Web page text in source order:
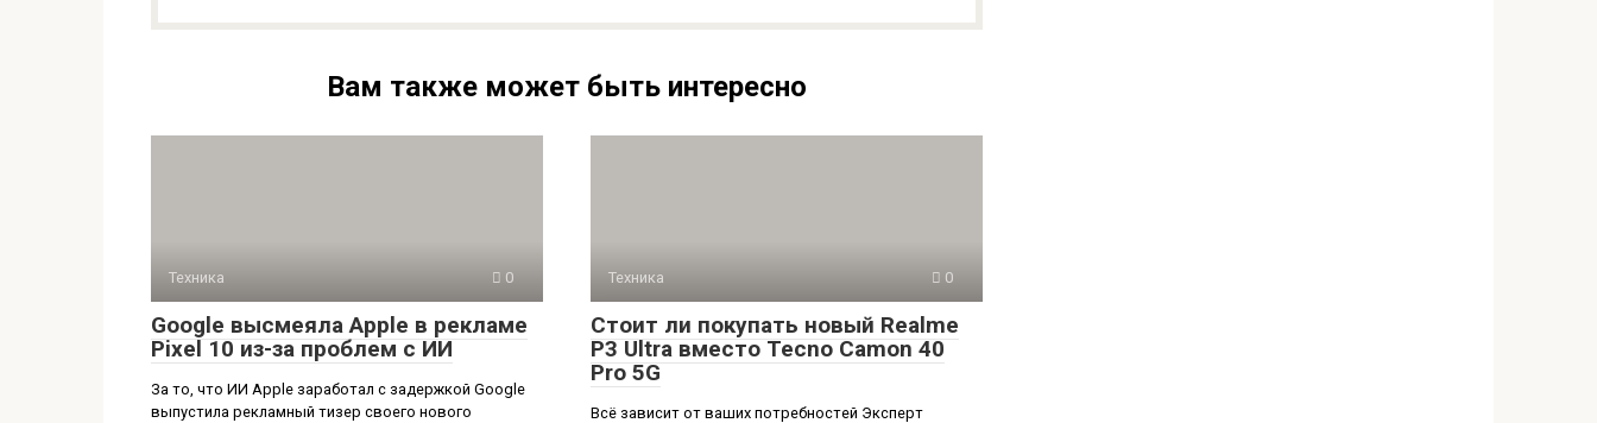
Вам также может быть интересно
Техника 0
Google высмеяла Apple в рекламе
Pixel 10 из-за проблем с ИИ
За то, что ИИ Apple заработал с задержкой Google
выпустила рекламный тизер своего нового
Техника 0
Стоит ли покупать новый Realme
P3 Ultra вместо Tecno Camon 40
Pro 5G
Всё зависит от ваших потребностей Эксперт